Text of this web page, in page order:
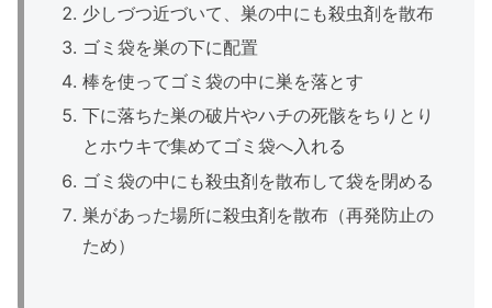
少しづつ近づいて、巣の中にも殺虫剤を散布
ゴミ袋を巣の下に配置
棒を使ってゴミ袋の中に巣を落とす
下に落ちた巣の破片やハチの死骸をちりとり
とホウキで集めてゴミ袋へ入れる
ゴミ袋の中にも殺虫剤を散布して袋を閉める
巣があった場所に殺虫剤を散布（再発防止の
ため）